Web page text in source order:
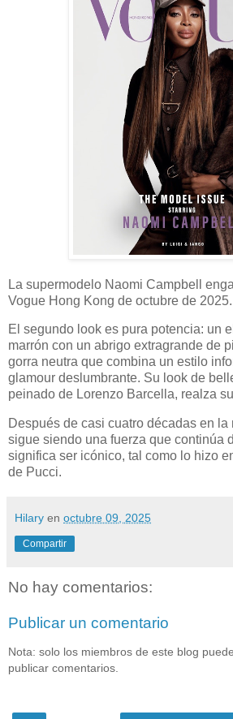
La supermodelo Naomi Campbell
Vogue Hong Kong de octubre de
El segundo look es pura potencia: un
marrón con un abrigo extragrande de
gorra neutra que combina un estilo
glamour deslumbrante. Su look de
peinado de Lorenzo Barcella, realza
Después de casi cuatro décadas en la
sigue siendo una fuerza que continúa
significa ser icónico, tal como lo hizo
de Pucci.
Hilary en octubre 09, 2025
Compartir
No hay comentarios:
Publicar un comentario
Nota: solo los miembros de este blog
publicar comentarios.